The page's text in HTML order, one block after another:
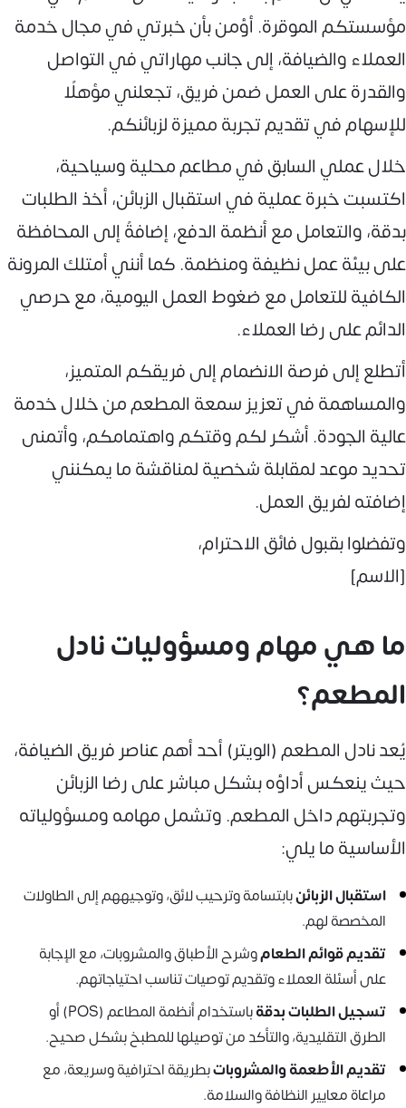
مؤسستكم الموقرة. أؤمن بأن خبرتي في مجال خدمة
العملاء والضيافة، إلى جانب مهاراتي في التواصل
والقدرة على العمل ضمن فريق، تجعلني مؤهلًا
للإسهام في تقديم تجربة مميزة لزبائنكم.
خلال عملي السابق في مطاعم محلية وسياحية،
اكتسبت خبرة عملية في استقبال الزبائن، أخذ الطلبات
بدقة، والتعامل مع أنظمة الدفع، إضافةً إلى المحافظة
على بيئة عمل نظيفة ومنظمة. كما أنني أمتلك المرونة
الكافية للتعامل مع ضغوط العمل اليومية، مع حرصي
الدائم على رضا العملاء.
أتطلع إلى فرصة الانضمام إلى فريقكم المتميز،
والمساهمة في تعزيز سمعة المطعم من خلال خدمة
عالية الجودة. أشكر لكم وقتكم واهتمامكم، وأتمنى
تحديد موعد لمقابلة شخصية لمناقشة ما يمكنني
إضافته لفريق العمل.
وتفضلوا بقبول فائق الاحترام،
[الاسم]
ما هي مهام ومسؤوليات نادل
المطعم؟
يُعد نادل المطعم (الويتر) أحد أهم عناصر فريق الضيافة،
حيث ينعكس أداؤه بشكل مباشر على رضا الزبائن
وتجربتهم داخل المطعم. وتشمل مهامه ومسؤولياته
الأساسية ما يلي:
استقبال الزبائنبابتسامة وترحيب لائق، وتوجيههم إلى الطاولات
المخصصة لهم.
تقديم قوائم الطعاموشرح الأطباق والمشروبات، مع الإجابة
على أسئلة العملاء وتقديم توصيات تناسب احتياجاتهم.
تسجيل الطلبات بدقة
باستخدام أنظمة المطاعم (POS) أو
الطرق التقليدية، والتأكد من توصيلها للمطبخ بشكل صحيح.
تقديم الأطعمة والمشروباتبطريقة احترافية وسريعة، مع
مراعاة معايير النظافة والسلامة.